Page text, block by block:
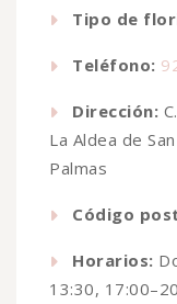
Tipo de
Teléfono:
Dirección:
La Aldea de
Palmas
Código
Horarios:
13:30,